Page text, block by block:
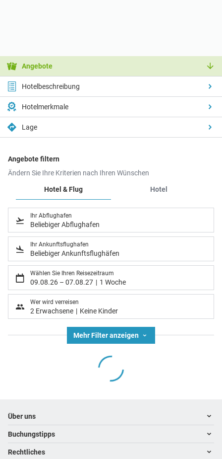
Angebote
Hotelbeschreibung
Hotelmerkmale
Lage
Angebote filtern
Ändern Sie Ihre Kriterien nach Ihren Wünschen
Hotel & Flug
Hotel
Ihr Abflughafen
Beliebiger Abflughafen
Ihr Ankunftsflughafen
Beliebiger Ankunftsflughäfen
Wählen Sie Ihren Reisezeitraum
09.08.26 – 07.08.27 1 Woche
Wer wird verreisen
2 Erwachsene Keine Kinder
Mehr Filter anzeigen
Footer navigation
Über uns
Kontakt
Über uns
Buchungstipps
Warum im Reisebüro buchen
Rechtliches